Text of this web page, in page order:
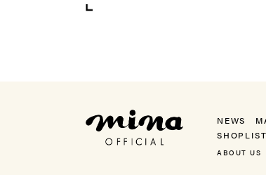
NEWS
SHOPLIST
ABOUT US